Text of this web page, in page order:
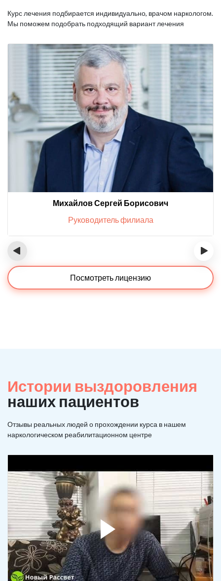
Курс лечения подбирается индивидуально, врачом наркологом.
Мы поможем подобрать подходящий вариант лечения
Михайлов Сергей Борисович
Руководитель филиала
‹ ›
Посмотреть лицензию
Истории выздоровления
наших пациентов
Отзывы реальных людей о прохождении курса в нашем
наркологическом реабилитационном центре